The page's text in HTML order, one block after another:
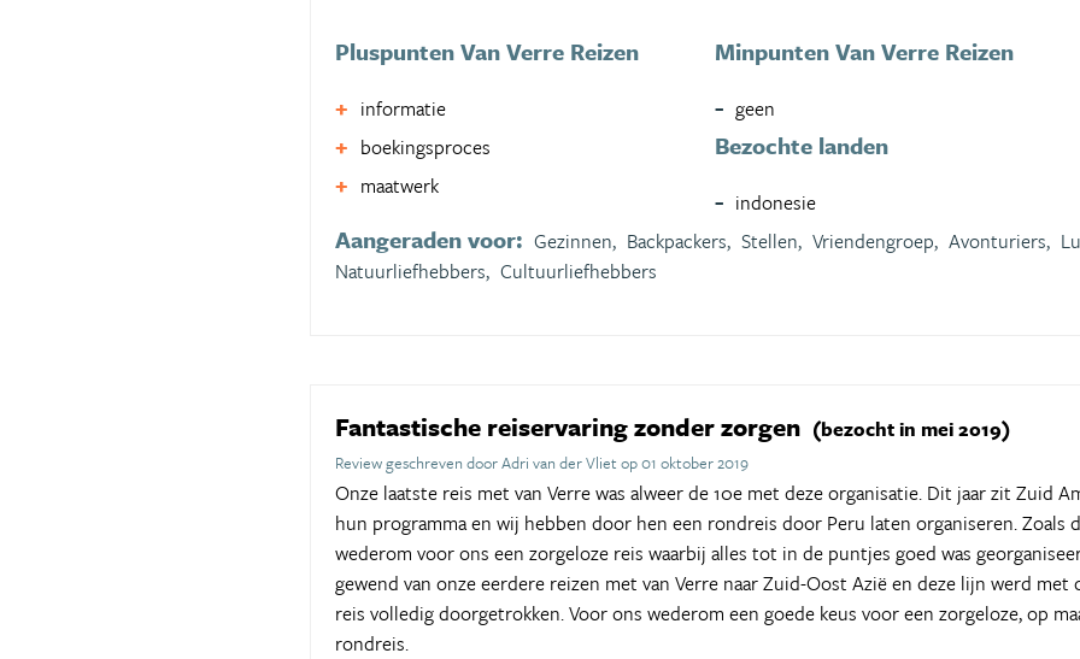
Pluspunten Van Verre Reizen
informatie
boekingsproces
maatwerk
Minpunten Van Verre Reizen
geen
Bezochte landen
indonesie
Aangeraden voor: Gezinnen, Backpackers, Stellen, Vriendengroep, Avonturiers,
Natuurliefhebbers, Cultuurliefhebbers
Fantastische reiservaring zonder zorgen (bezocht in mei 2019)
Review geschreven door Adri van der Vliet op 01 oktober 2019
Onze laatste reis met van Verre was alweer de 10e met deze organisatie. Dit jaar zit Zuid
hun programma en wij hebben door hen een rondreis door Peru laten organiseren. Zoals
wederom voor ons een zorgeloze reis waarbij alles tot in de puntjes goed was
gewend van onze eerdere reizen met van Verre naar Zuid-Oost Azië en deze lijn werd met
reis volledig doorgetrokken. Voor ons wederom een goede keus voor een zorgeloze, op
rondreis.